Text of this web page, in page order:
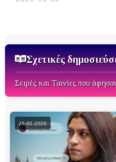
Σχετικές
Σειρές και Ταινίες που
25-02-2026